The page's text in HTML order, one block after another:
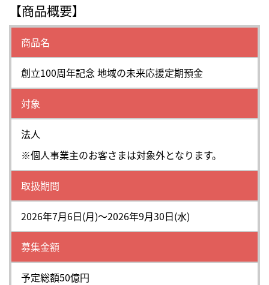
【商品概要】
商品名
創立100周年記念 地域の未来応援定期預金
対象
法人
※個人事業主のお客さまは対象外となります。
取扱期間
2026年7月6日(月)～2026年9月30日(水)
募集金額
予定総額50億円